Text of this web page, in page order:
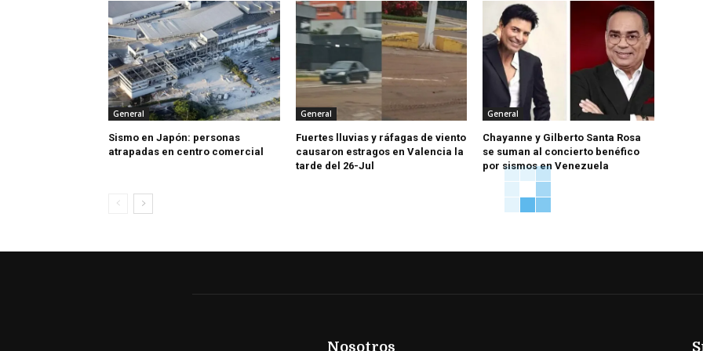
General
Sismo en Japón: personas
atrapadas en centro comercial
General
Fuertes lluvias y ráfagas de viento
causaron estragos en Valencia la
tarde del 26-Jul
General
Chayanne y Gilberto Santa Rosa
se suman al concierto benéfico
por sismos en Venezuela
Nosotros